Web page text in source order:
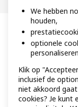
We hebben
houden,
optionele
Klik op
inclusief de
niet akkoord
cookies? Je kunt